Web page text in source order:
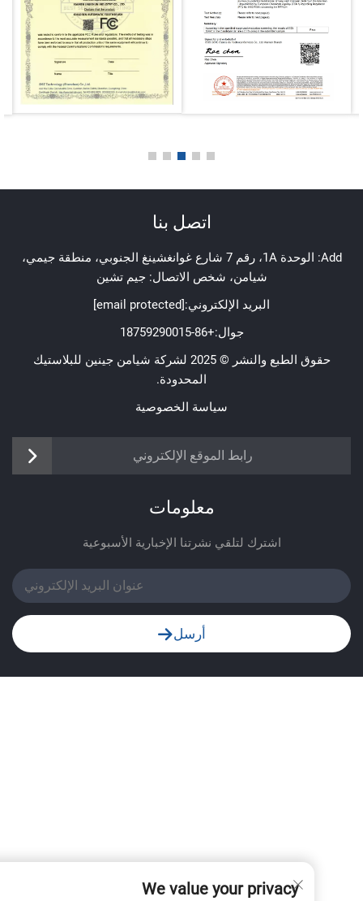
اتصل بنا
Add: الوحدة 1A، رقم 7 شارع غوانغشينغ الجنوبي، منطقة جيمي،
شيامن، شخص الاتصال: جيم تشين
البريد الإلكتروني:[email protected]
حقوق الطبع والنشر © 2025 لشركة شيامن جينين للبلاستيك
سياسة الخصوصية
رابط الموقع الإلكتروني
https://www.jinenplastic.com/service
https://www.jinenplastic.com/solution
https://www.jinenplastic.com/projects
https://www.jinenplastic.com/news
https://www.jinenplastic.com/contact-
معلومات
اشترك لتلقي نشرتنا الإخبارية الأسبوعية
We value your privacy